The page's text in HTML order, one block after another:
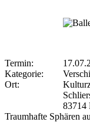
Termin:
Kategorie:
Ort:
83714
Traumhafte Sphären